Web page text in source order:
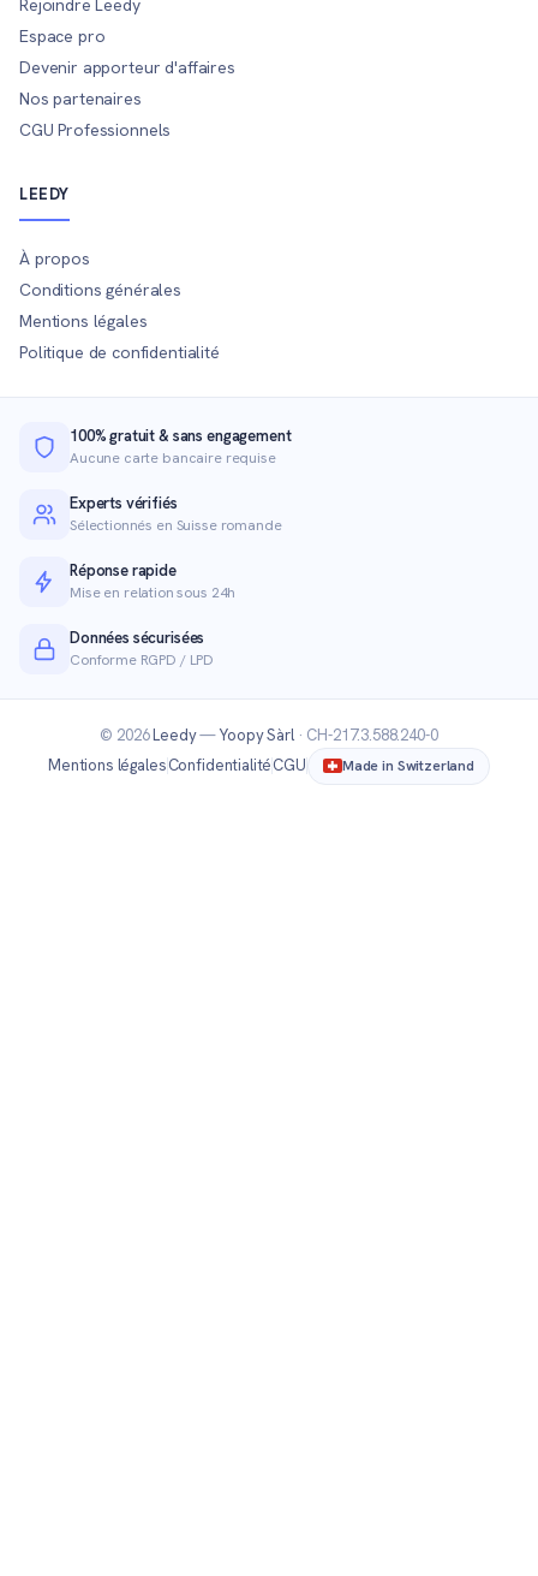
Rejoindre Leedy
Espace pro
Devenir apporteur d'affaires
Nos partenaires
CGU Professionnels
LEEDY
À propos
Conditions générales
Mentions légales
Politique de confidentialité
100% gratuit & sans engagement
Aucune carte bancaire requise
Experts vérifiés
Sélectionnés en Suisse romande
Réponse rapide
Mise en relation sous 24h
Données sécurisées
Conforme RGPD / LPD
© 2026Leedy—Yoopy Sàrl· CH-217.3.588.240-0
Mentions légalesConfidentialitéCGU Made in Switzerland